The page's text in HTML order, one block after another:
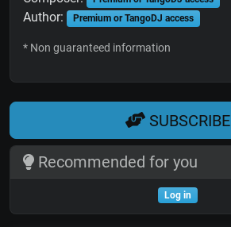
Author: Premium or TangoDJ access
* Non guaranteed information
SUBSCRIBE
Recommended for you
Log in